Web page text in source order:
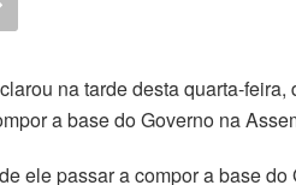
na tarde desta quarta-
a base do Governo na
ele passar a compor a base